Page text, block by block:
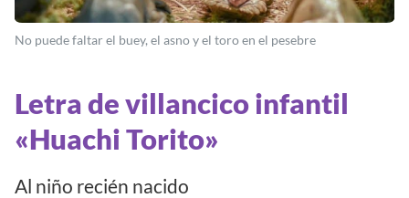
No puede faltar el buey, el asno y el toro en el pesebre
Letra de villancico infantil
«Huachi Torito»
Al niño recién nacido